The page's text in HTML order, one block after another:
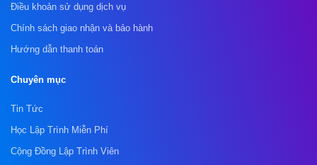
Điều khoản sử dụng dịch vụ
Chính sách giao nhận và bảo hành
Hướng dẫn thanh toán
Chuyên mục
Tin Tức
Học Lập Trình Miễn Phí
Cộng Đồng Lập Trình Viên